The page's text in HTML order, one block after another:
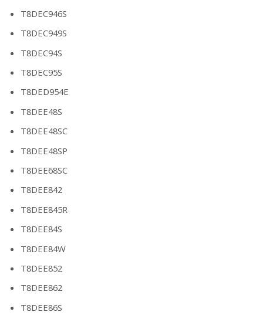
T8DEC946S
T8DEC949S
T8DEC94S
T8DEC95S
T8DED954E
T8DEE48S
T8DEE48SC
T8DEE48SP
T8DEE68SC
T8DEE842
T8DEE845R
T8DEE84S
T8DEE84W
T8DEE852
T8DEE862
T8DEE86S